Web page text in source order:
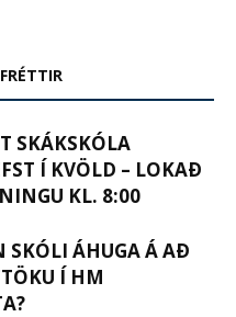
SKÁKSKÓLA
Í KVÖLD – LOKAÐ
KL. 8:00
SKÓLI ÁHUGA Á AÐ
Í HM